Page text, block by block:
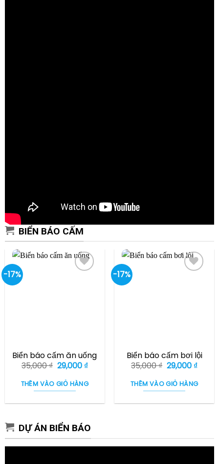
BIỂN BÁO CẤM
-17%
Biển báo cấm ăn uống
35,000₫ Giá
gốc
là:
35,000 ₫.
29,000 ₫Giá
tại
là:
THÊM VÀO GIỎ HÀNG
-17%
Biển báo cấm bơi lội
35,000₫ Giá
gốc
là:
35,000 ₫.
29,000 ₫Giá
tại
là:
THÊM VÀO GIỎ HÀNG
DỰ ÁN BIỂN BÁO